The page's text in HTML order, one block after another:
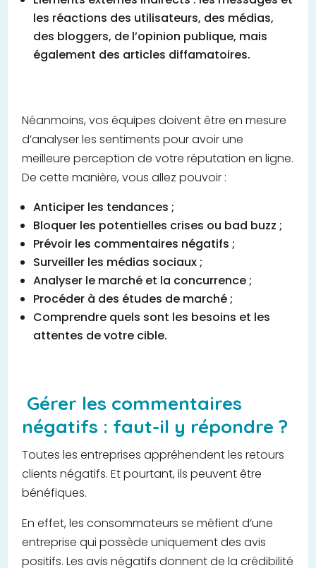
les réactions des utilisateurs, des médias,
des bloggers, de l’opinion publique, mais
également des articles diffamatoires.
Néanmoins, vos équipes doivent être en mesure
d’analyser les sentiments pour avoir une
meilleure perception de votre réputation en ligne.
De cette manière, vous allez pouvoir :
Anticiper les tendances ;
Bloquer les potentielles crises ou bad buzz ;
Prévoir les commentaires négatifs ;
Surveiller les médias sociaux ;
Analyser le marché et la concurrence ;
Procéder à des études de marché ;
Comprendre quels sont les besoins et les
attentes de votre cible.
Gérer les commentaires
négatifs : faut-il y répondre ?
Toutes les entreprises appréhendent les retours
clients négatifs. Et pourtant, ils peuvent être
bénéfiques.
En effet, les consommateurs se méfient d’une
entreprise qui possède uniquement des avis
positifs. Les avis négatifs donnent de la crédibilité